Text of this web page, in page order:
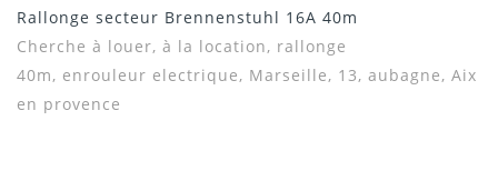
Rallonge secteur Brennenstuhl 16A 40m
Cherche à louer, à la location, rallonge
40m, enrouleur electrique, Marseille, 13, aubagne, Aix
en provence